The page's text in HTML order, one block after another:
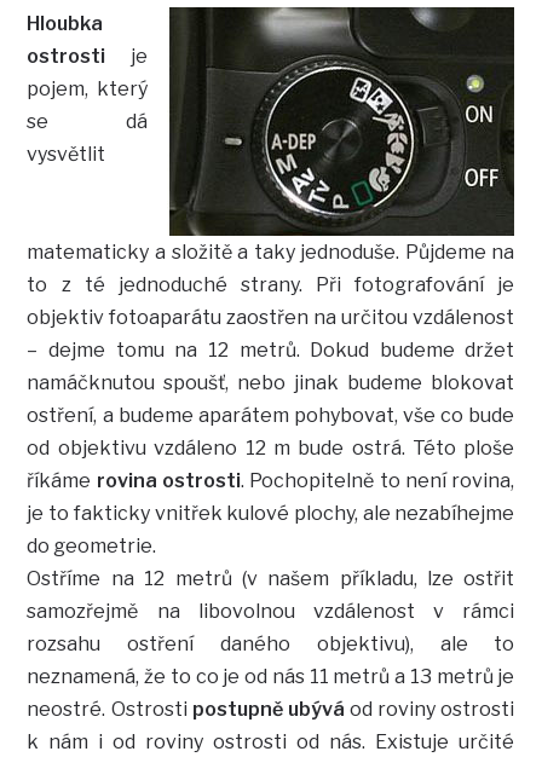
Hloubka
ostrosti je
pojem, který
se dá
vysvětlit
matematicky a složitě a taky jednoduše. Půjdeme na
to z té jednoduché strany. Při fotografování je
objektiv fotoaparátu zaostřen na určitou vzdálenost
– dejme tomu na 12 metrů. Dokud budeme držet
namáčknutou spoušť, nebo jinak budeme blokovat
ostření, a budeme aparátem pohybovat, vše co bude
od objektivu vzdáleno 12 m bude ostrá. Této ploše
říkáme rovina ostrosti. Pochopitelně to není rovina,
je to fakticky vnitřek kulové plochy, ale nezabíhejme
do geometrie.
Ostříme na 12 metrů (v našem příkladu, lze ostřit
samozřejmě na libovolnou vzdálenost v rámci
rozsahu ostření daného objektivu), ale to
neznamená, že to co je od nás 11 metrů a 13 metrů je
neostré. Ostrosti postupně ubývá od roviny ostrosti
k nám i od roviny ostrosti od nás. Existuje určité